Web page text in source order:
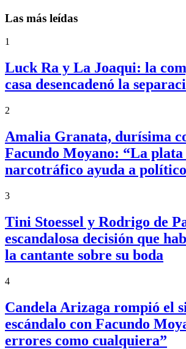
Las más leídas
1
Luck Ra y La Joaqui: la
casa desencadenó la
2
Amalia Granata, durísima
Facundo Moyano: “La plata
narcotráfico ayuda a
3
Tini Stoessel y Rodrigo de
escandalosa decisión que
la cantante sobre su boda
4
Candela Arizaga rompió el
escándalo con Facundo
errores como cualquiera”